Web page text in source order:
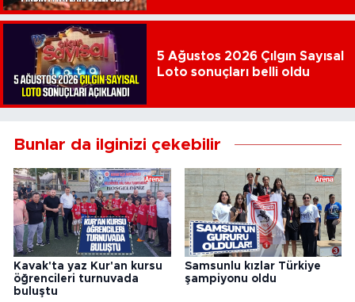
5 Ağustos 2026 Çılgın Sayısal
Loto sonuçları belli oldu
Bunlar da ilginizi çekebilir
Kavak'ta yaz Kur'an kursu
öğrencileri turnuvada
buluştu
Samsunlu kızlar Türkiye
şampiyonu oldu